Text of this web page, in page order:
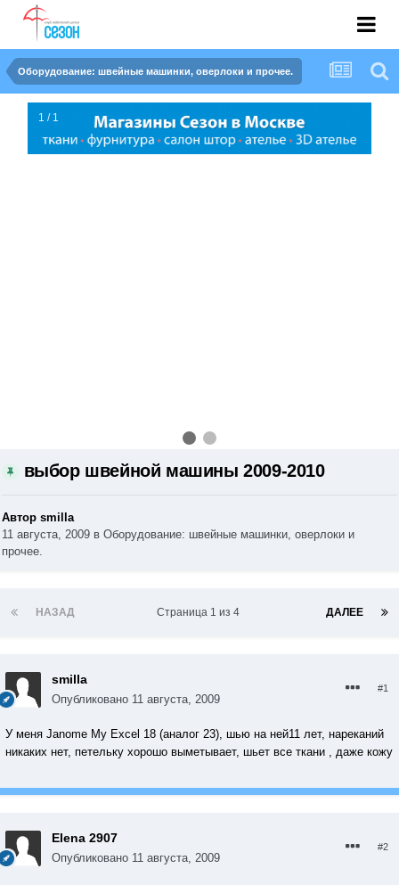
Оборудование: швейные машинки, оверлоки и прочее.
1 / 1
выбор швейной машины 2009-2010
Автор smilla
11 августа, 2009 в Оборудование: швейные машинки, оверлоки и
прочее.
НАЗАД ДАЛЕЕ
Страница 1 из 4
smilla
Опубликовано 11 августа, 2009
#1
У меня Janome My Excel 18 (аналог 23), шью на ней11 лет, нареканий
никаких нет, петельку хорошо выметывает, шьет все ткани , даже кожу
Elena 2907
Опубликовано 11 августа, 2009
#2